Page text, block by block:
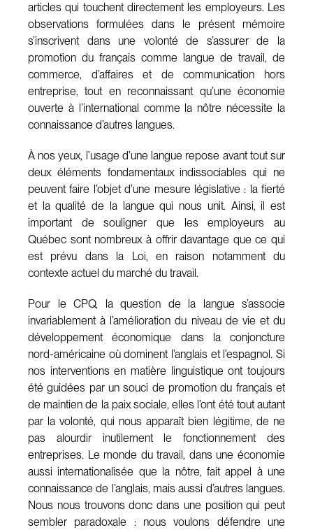
articles qui touchent directement les employeurs. Les
observations formulées dans le présent mémoire
s’inscrivent dans une volonté de s’assurer de la
promotion du français comme langue de travail, de
commerce, d’affaires et de communication hors
entreprise, tout en reconnaissant qu’une économie
ouverte à l’international comme la nôtre nécessite la
connaissance d’autres langues.
À nos yeux, l’usage d’une langue repose avant tout sur
deux éléments fondamentaux indissociables qui ne
peuvent faire l’objet d’une mesure législative : la fierté
et la qualité de la langue qui nous unit. Ainsi, il est
important de souligner que les employeurs au
Québec sont nombreux à offrir davantage que ce qui
est prévu dans la Loi, en raison notamment du
contexte actuel du marché du travail.
Pour le CPQ, la question de la langue s’associe
invariablement à l’amélioration du niveau de vie et du
développement économique dans la conjoncture
nord-américaine où dominent l’anglais et l’espagnol. Si
nos interventions en matière linguistique ont toujours
été guidées par un souci de promotion du français et
de maintien de la paix sociale, elles l’ont été tout autant
par la volonté, qui nous apparaît bien légitime, de ne
pas alourdir inutilement le fonctionnement des
entreprises. Le monde du travail, dans une économie
aussi internationalisée que la nôtre, fait appel à une
connaissance de l’anglais, mais aussi d’autres langues.
Nous nous trouvons donc dans une position qui peut
sembler paradoxale : nous voulons défendre une